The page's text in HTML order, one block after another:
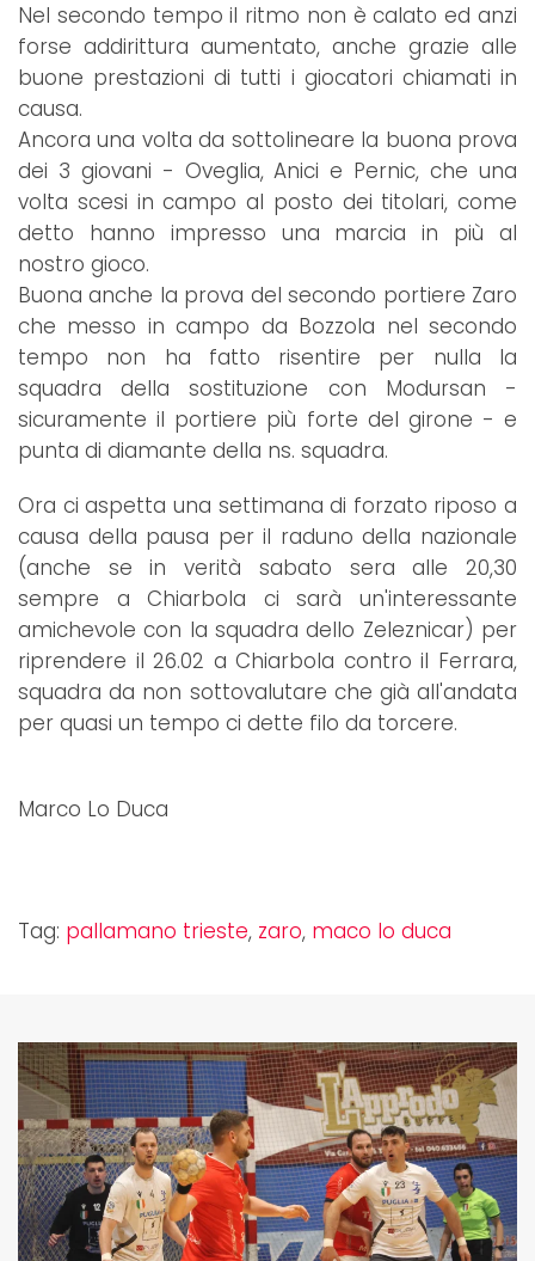
Nel secondo tempo il ritmo non è calato ed anzi
forse addirittura aumentato, anche grazie alle
buone prestazioni di tutti i giocatori chiamati in
causa.
Ancora una volta da sottolineare la buona prova
dei 3 giovani - Oveglia, Anici e Pernic, che una
volta scesi in campo al posto dei titolari, come
detto hanno impresso una marcia in più al
nostro gioco.
Buona anche la prova del secondo portiere Zaro
che messo in campo da Bozzola nel secondo
tempo non ha fatto risentire per nulla la
squadra della sostituzione con Modursan -
sicuramente il portiere più forte del girone - e
punta di diamante della ns. squadra.
Ora ci aspetta una settimana di forzato riposo a
causa della pausa per il raduno della nazionale
(anche se in verità sabato sera alle 20,30
sempre a Chiarbola ci sarà un'interessante
amichevole con la squadra dello Zeleznicar) per
riprendere il 26.02 a Chiarbola contro il Ferrara,
squadra da non sottovalutare che già all'andata
per quasi un tempo ci dette filo da torcere.
Marco Lo Duca
Tag: pallamano trieste, zaro, maco lo duca